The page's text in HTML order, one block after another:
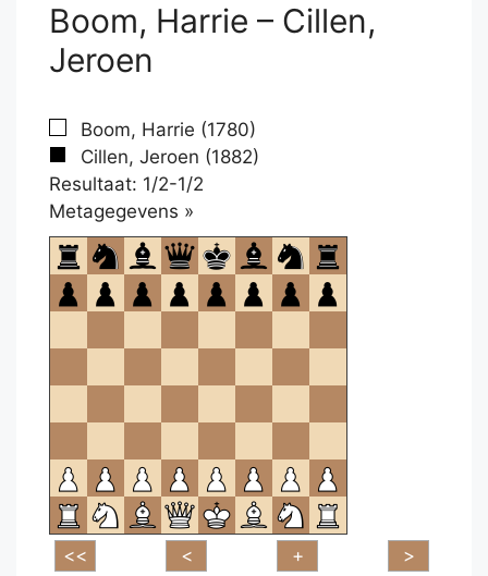
Boom, Harrie – Cillen,
Jeroen
Boom, Harrie (1780)
Cillen, Jeroen (1882)
Resultaat: 1/2-1/2
Metagegevens »
om
te
openen.